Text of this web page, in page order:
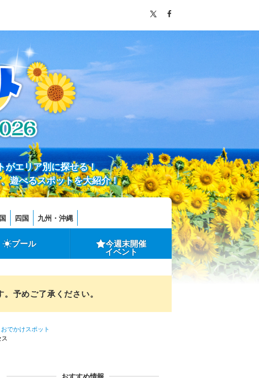
がエリア別に探せる！
遊べるスポットを大紹介！
四国 九州・沖縄
プール 今週末開催
イベント
予めご了承ください。
でかけスポット